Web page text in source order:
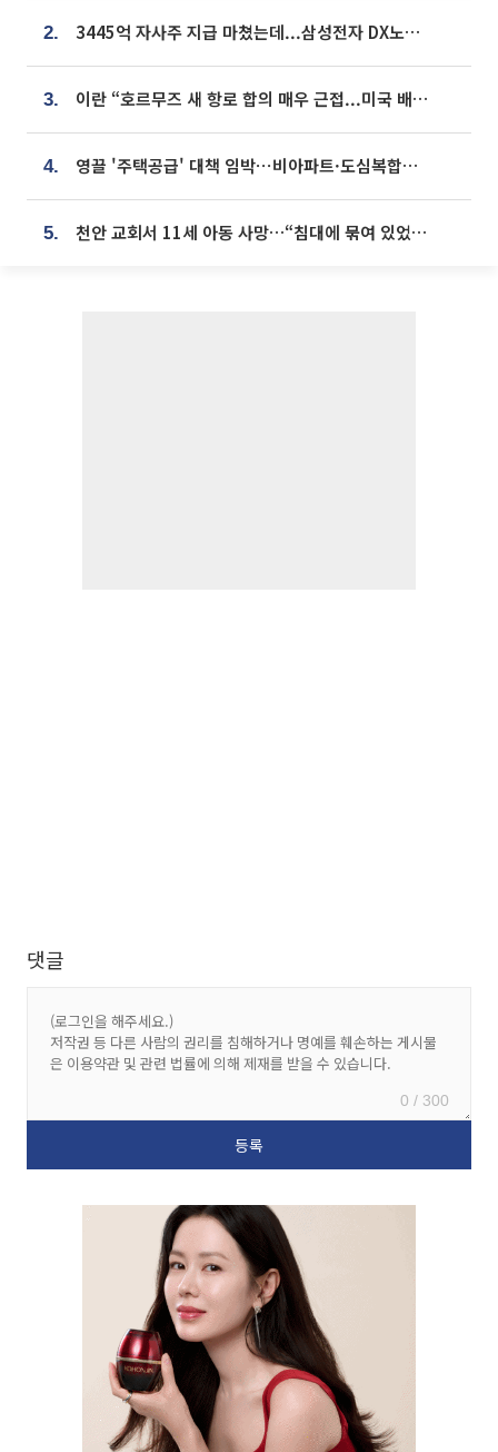
2. 3445억 자사주 지급 마쳤는데...삼성전자 DX노조, 뒤늦은 '떼쓰기 집회'
3. 이란 “호르무즈 새 항로 합의 매우 근접...미국 배상 먼저”
4. 영끌 '주택공급' 대책 임박⋯비아파트·도심복합까지 총동원
5. 천안 교회서 11세 아동 사망…“침대에 묶여 있었다” 진술 확보
댓글
0 / 300